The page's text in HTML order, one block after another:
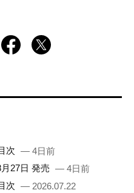
次 — 4日前
27日 発売 — 4日前
次 — 2026.07.22